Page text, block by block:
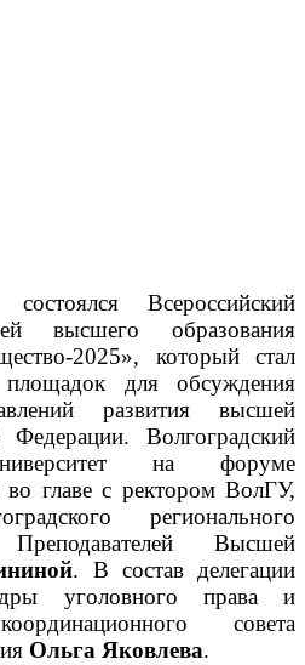
Всероссийский
высшего образования
2025», который стал
для обсуждения
развития высшей
Волгоградский
на форуме
во главе с ректором ВолГУ,
регионального
Высшей
. В состав делегации
уголовного права и
совета
Ольга Яковлева.